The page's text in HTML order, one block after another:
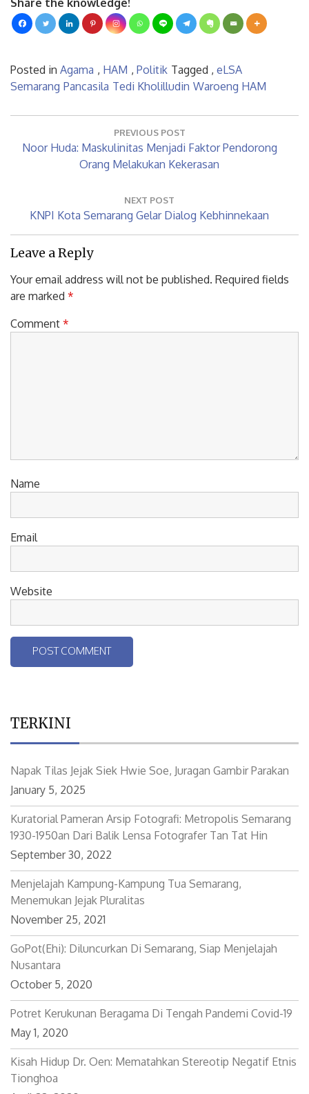
Share the knowledge!
Posted in Agama , HAM , Politik Tagged , eLSA
Semarang Pancasila Tedi Kholilludin Waroeng HAM
PREVIOUS POST
Previous
Noor Huda: Maskulinitas Menjadi Faktor Pendorong
Orang Melakukan Kekerasan
NEXT POST
Next
Post:
KNPI Kota Semarang Gelar Dialog Kebhinnekaan
Leave a Reply
Your email address will not be published. Required fields
are marked *
Comment *
Name
Email
Website
TERKINI
Napak Tilas Jejak Siek Hwie Soe, Juragan Gambir Parakan
January 5, 2025
Kuratorial Pameran Arsip Fotografi: Metropolis Semarang
1930-1950an Dari Balik Lensa Fotografer Tan Tat Hin
September 30, 2022
Menjelajah Kampung-Kampung Tua Semarang,
Menemukan Jejak Pluralitas
November 25, 2021
GoPot(ehi): Diluncurkan Di Semarang, Siap Menjelajah
Nusantara
October 5, 2020
Potret Kerukunan Beragama Di Tengah Pandemi Covid-19
May 1, 2020
Kisah Hidup Dr. Oen: Mematahkan Stereotip Negatif Etnis
Tionghoa